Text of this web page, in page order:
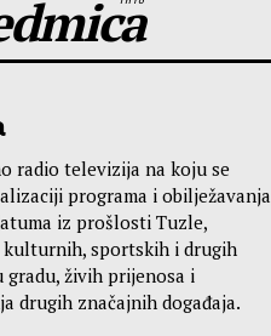
radio televizija na koju se
programa i obilježavanja
iz prošlosti Tuzle,
sportskih i drugih
gradu, živih prijenosa i
drugih značajnih događaja.